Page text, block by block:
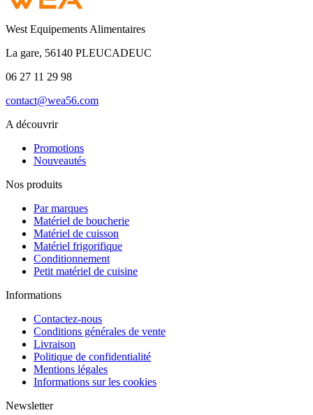
West Equipements Alimentaires
La gare, 56140 PLEUCADEUC
06 27 11 29 98
contact@wea56.com
A découvrir
Promotions
Nouveautés
Nos produits
Par marques
Matériel de boucherie
Matériel de cuisson
Matériel frigorifique
Conditionnement
Petit matériel de cuisine
Informations
Contactez-nous
Conditions générales de vente
Livraison
Politique de confidentialité
Mentions légales
Informations sur les cookies
Newsletter